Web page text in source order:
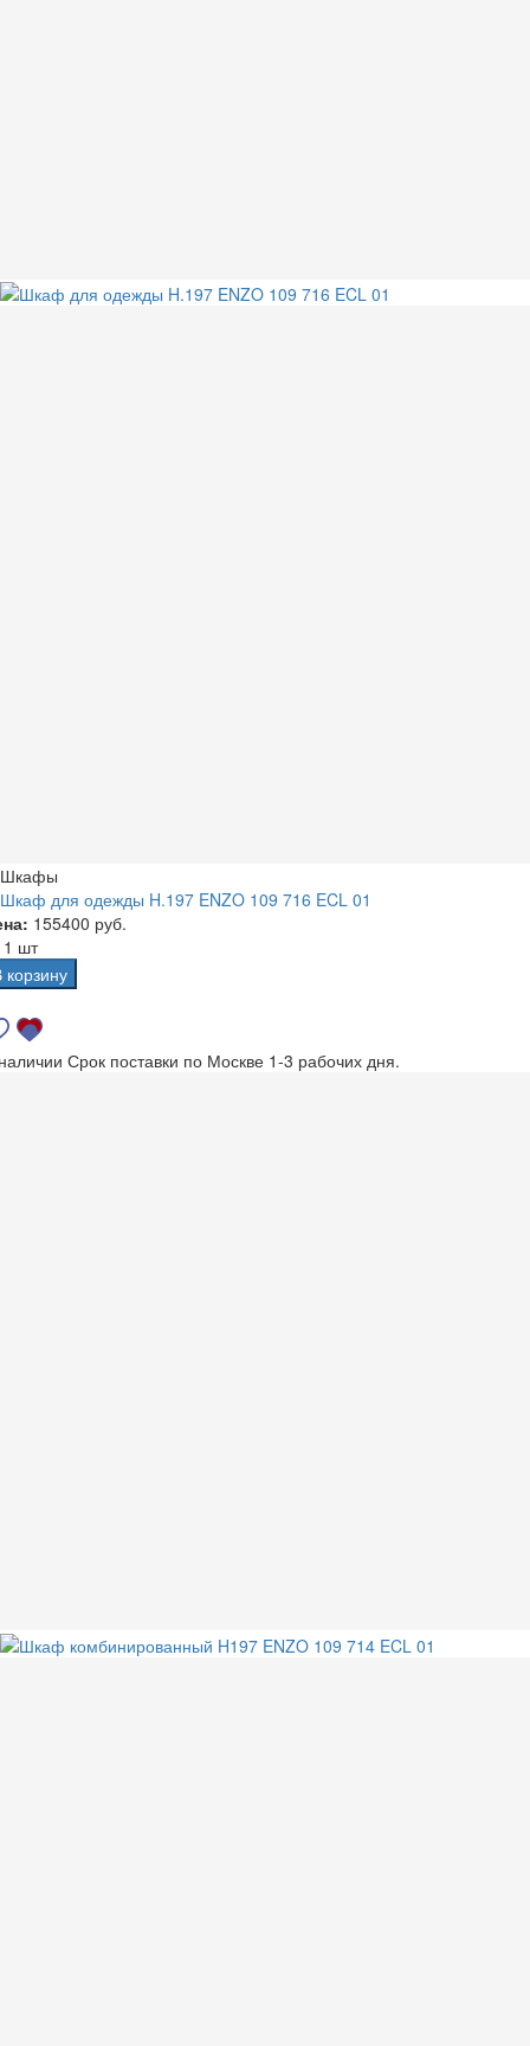
Шкафы
Шкаф для одежды H.197 ENZO 109 716 ECL 01
155400 руб.
1 шт
корзину
Срок поставки по Москве 1-3 рабочих дня.